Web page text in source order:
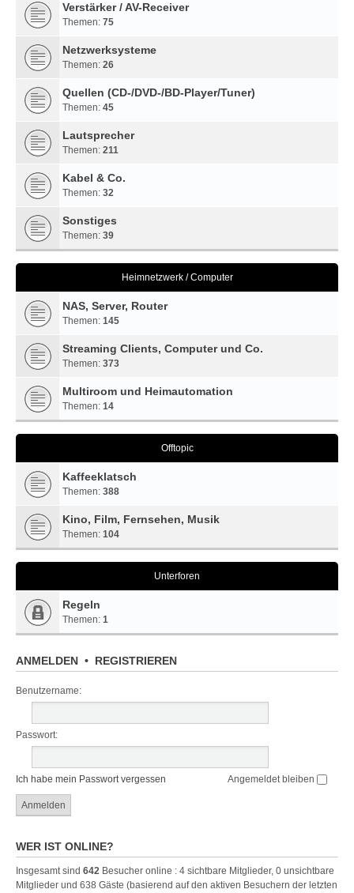
Verstärker / AV-Receiver
Themen: 75
Netzwerksysteme
Themen: 26
Quellen (CD-/DVD-/BD-Player/Tuner)
Themen: 45
Lautsprecher
Themen: 211
Kabel & Co.
Themen: 32
Sonstiges
Themen: 39
Heimnetzwerk / Computer
NAS, Server, Router
Themen: 145
Streaming Clients, Computer und Co.
Themen: 373
Multiroom und Heimautomation
Themen: 14
Offtopic
Kaffeeklatsch
Themen: 388
Kino, Film, Fernsehen, Musik
Themen: 104
Unterforen
Regeln
Themen: 1
ANMELDEN • REGISTRIEREN
Benutzername:
Passwort:
Ich habe mein Passwort vergessen Angemeldet bleiben
WER IST ONLINE?
Insgesamt sind 642 Besucher online : 4 sichtbare Mitglieder, 0 unsichtbare
Mitglieder und 638 Gäste (basierend auf den aktiven Besuchern der letzten